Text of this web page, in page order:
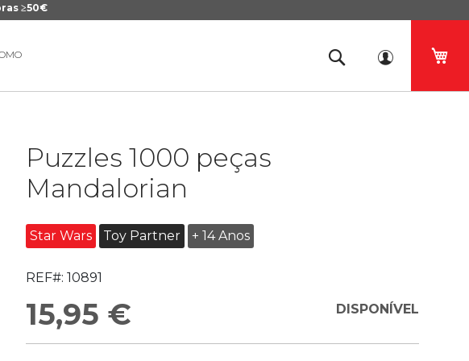
≥50€
Puzzles 1000 peças
Mandalorian
Star Wars Toy Partner + 14 Anos
REF#: 10891
15,95 € DISPONÍVEL
Galeria
imagens